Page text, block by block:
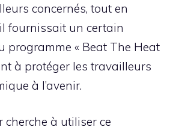
concernés, tout en
fournissait un certain
programme « Beat The Heat
à protéger les travailleurs
à l’avenir.
cherche à utiliser ce